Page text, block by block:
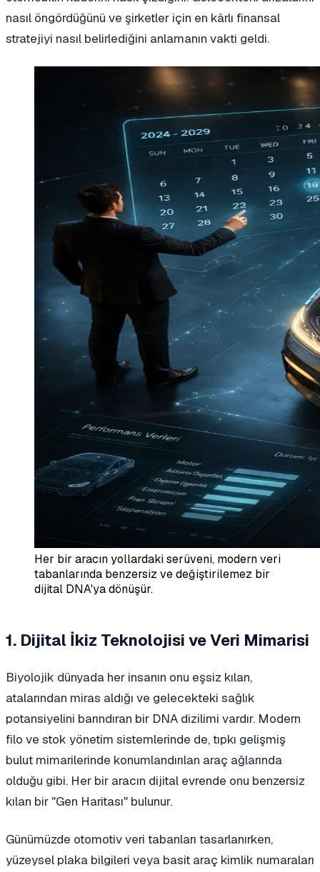
nasıl öngördüğünü ve şirketler için en kârlı finansal
stratejiyi nasıl belirlediğini anlamanın vakti geldi.
Her bir aracın yollardaki serüveni, modern veri
tabanlarında benzersiz ve değiştirilemez bir
dijital DNA'ya dönüşür.
1. Dijital İkiz Teknolojisi ve Veri Mimarisi
Biyolojik dünyada her insanın onu eşsiz kılan,
atalarından miras aldığı ve gelecekteki sağlık
potansiyelini barındıran bir DNA dizilimi vardır. Modern
filo ve stok yönetim sistemlerinde de, tıpkı gelişmiş
bulut mimarilerinde konumlandırılan araç ağlarında
olduğu gibi. Her bir aracın dijital evrende onu benzersiz
kılan bir "Gen Haritası" bulunur.
Günümüzde otomotiv veri tabanları tasarlanırken,
yüzeysel plaka bilgileri veya basit araç kimlik numaraları